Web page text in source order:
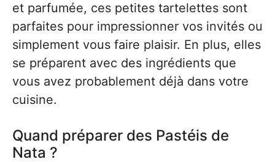
et parfumée, ces petites tartelettes sont
parfaites pour impressionner vos invités ou
simplement vous faire plaisir. En plus, elles
se préparent avec des ingrédients que
vous avez probablement déjà dans votre
cuisine.
Quand préparer des Pastéis de
Nata ?